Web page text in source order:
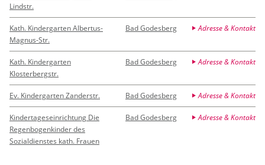
Lindstr.
Kath. Kindergarten Albertus-
Magnus-Str.
Bad Godesberg Adresse & Kontakt
Kath. Kindergarten
Klosterbergstr.
Bad Godesberg Adresse & Kontakt
Ev. Kindergarten Zanderstr. Bad Godesberg Adresse & Kontakt
Kindertageseinrichtung Die
Regenbogenkinder des
Sozialdienstes kath. Frauen
Bad Godesberg Adresse & Kontakt